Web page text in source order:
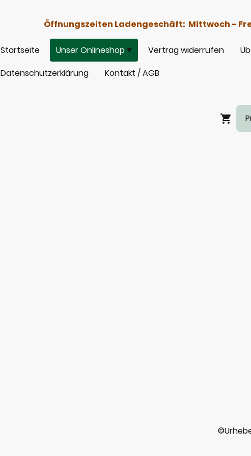
Öffnungszeiten Ladengeschäft: Mittwoch -
Startseite Unser Onlineshop Vertrag widerrufen
Datenschutzerklärung
Kontakt / AGB